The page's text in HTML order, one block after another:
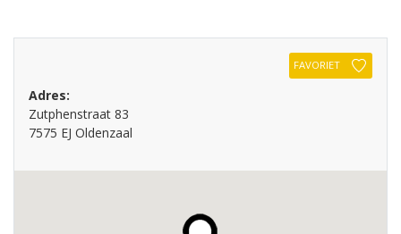
FAVORIET
Adres:
Zutphenstraat 83
7575 EJ Oldenzaal